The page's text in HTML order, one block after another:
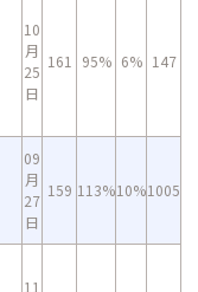
10
月
25
日
161 95% 6% 147
09
月
27
日
159 113%10%1005
11